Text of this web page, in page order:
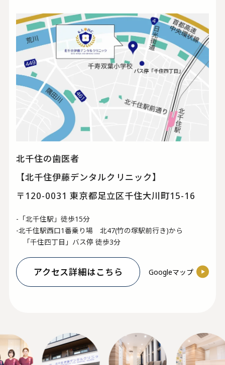
北千住の歯医者
【北千住伊藤デンタルクリニック】
〒120-0031 東京都足立区千住大川町15-16
-「北千住駅」徒歩15分
-北千住駅西口1番乗り場 北47(竹の塚駅前行き)から
「千住四丁目」バス停 徒歩3分
アクセス詳細はこちら Googleマップ